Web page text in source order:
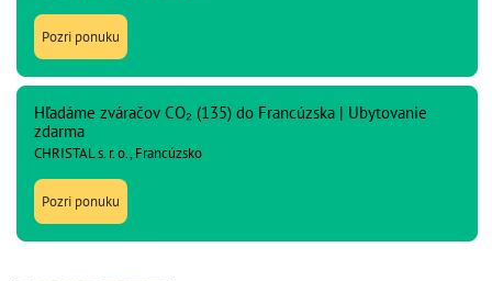
Pozri ponuku
Hľadáme zváračov CO₂ (135) do Francúzska | Ubytovanie
zdarma
CHRISTAL s. r. o., Francúzsko
Pozri ponuku